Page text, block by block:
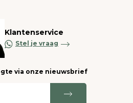
Klantenservice
Stel je vraag
via onze nieuwsbrief